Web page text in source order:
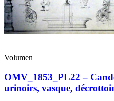
Volumen
OMV_1853_PL22 –
urinoirs, vasque,